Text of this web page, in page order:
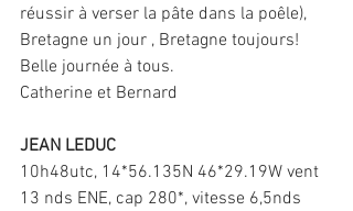
réussir à verser la pâte dans la poêle),
Bretagne un jour , Bretagne toujours!
Belle journée à tous.
Catherine et Bernard
JEAN LEDUC
10h48utc, 14*56.135N 46*29.19W vent
13 nds ENE, cap 280*, vitesse 6,5nds